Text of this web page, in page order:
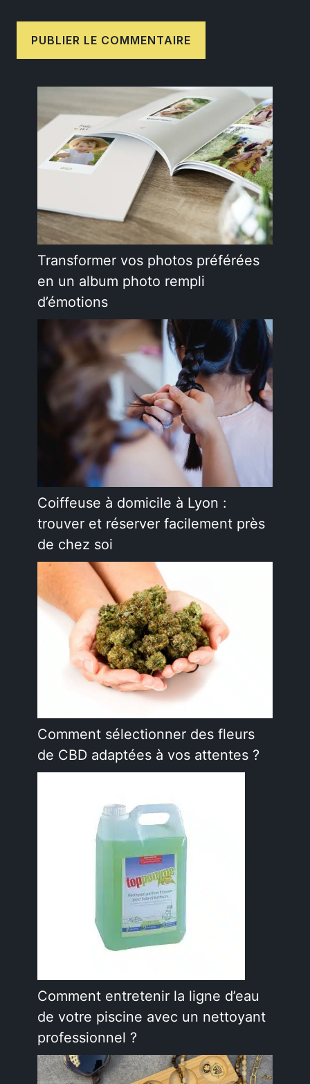
Transformer vos photos préférées
en un album photo rempli
d’émotions
Coiffeuse à domicile à Lyon :
trouver et réserver facilement près
de chez soi
Comment sélectionner des fleurs
de CBD adaptées à vos attentes ?
Comment entretenir la ligne d’eau
de votre piscine avec un nettoyant
professionnel ?